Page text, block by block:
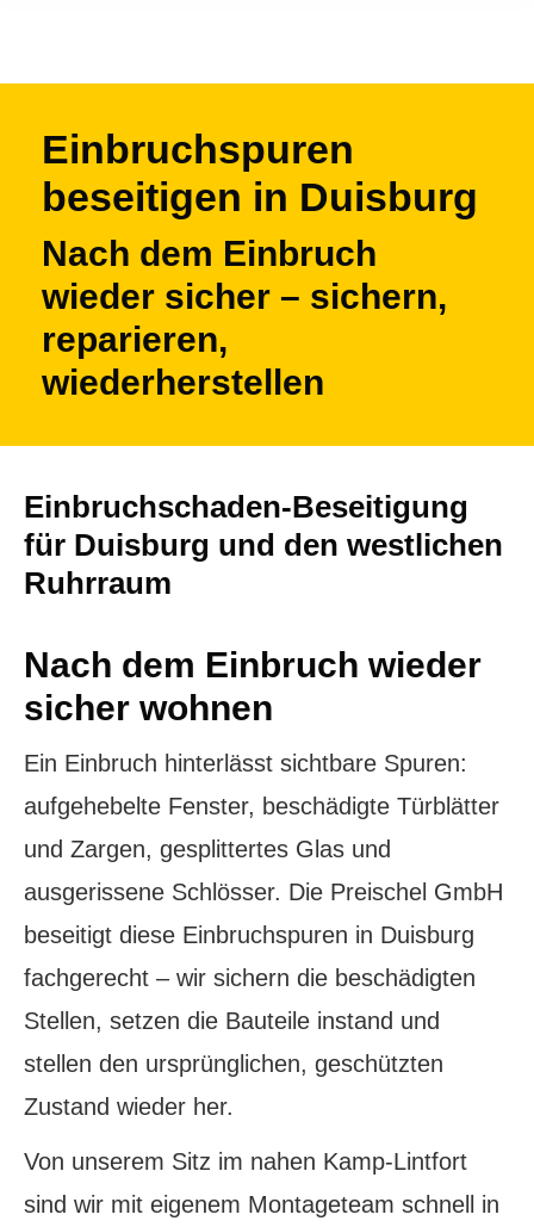
Einbruchspuren
beseitigen in Duisburg
Nach dem Einbruch
wieder sicher – sichern,
reparieren,
wiederherstellen
Einbruchschaden-Beseitigung
für Duisburg und den westlichen
Ruhrraum
Nach dem Einbruch wieder
sicher wohnen
Ein Einbruch hinterlässt sichtbare Spuren:
aufgehebelte Fenster, beschädigte Türblätter
und Zargen, gesplittertes Glas und
ausgerissene Schlösser. Die Preischel GmbH
beseitigt diese Einbruchspuren in Duisburg
fachgerecht – wir sichern die beschädigten
Stellen, setzen die Bauteile instand und
stellen den ursprünglichen, geschützten
Zustand wieder her.
Von unserem Sitz im nahen Kamp-Lintfort
sind wir mit eigenem Montageteam schnell in